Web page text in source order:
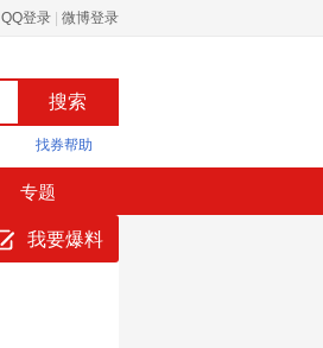
QQ登录 微博登录
找券帮助
专题
我要爆料